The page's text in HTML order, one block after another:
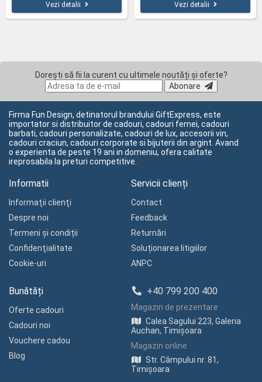
Vezi detalii Vezi detalii
Dorești să fii la curent cu ultimele noutăți și oferte?
Abonare
Firma Fun Design, detinatorul brandului GiftExpress, este
importator si distribuitor de cadouri, cadouri femei, cadouri
barbati, cadouri personalizate, cadouri de lux, accesorii vin,
cadouri craciun, cadouri corporate si bijuterii din argint. Avand
o experienta de peste 19 ani in domeniu, ofera calitate
ireprosabila la preturi competitive.
Informatii
Informaţii clienţi
Despre noi
Termeni și condiții
Confidenţialitate
Cookie-uri
Servicii clienți
Contact
Feedback
Returnări
Soluționarea litigiilor
ANPC
Bunătăți
Oferte cadouri
Cadouri noi
Vouchere cadou
Blog
+40 799 200 400
Magazin de prezentare
Calea Sagului 223, Galeria
Auchan, Timișoara
Magazin online
Str. Câmpului nr. 81,
Timișoara